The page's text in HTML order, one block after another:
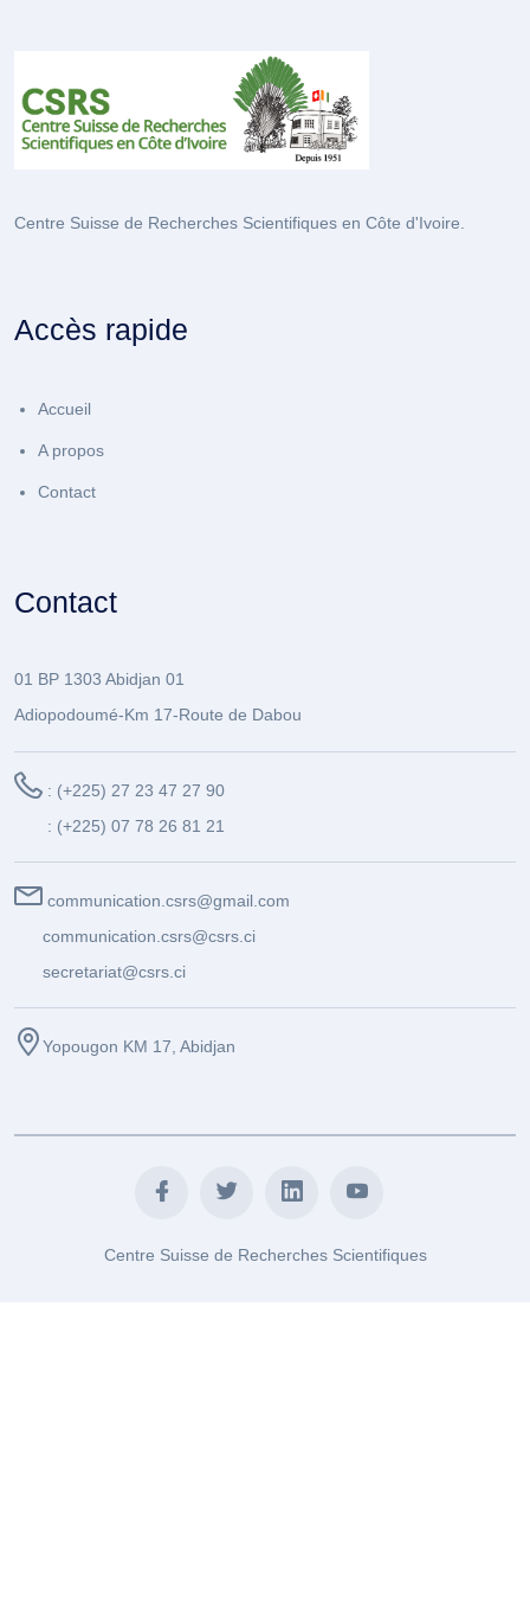
Centre Suisse de Recherches Scientifiques en Côte d'Ivoire.
Accès rapide
Accueil
A propos
Contact
Contact
01 BP 1303 Abidjan 01
Adiopodoumé-Km 17-Route de Dabou
: (+225) 27 23 47 27 90
: (+225) 07 78 26 81 21
communication.csrs@gmail.com
communication.csrs@csrs.ci
secretariat@csrs.ci
Yopougon KM 17, Abidjan
Centre Suisse de Recherches Scientifiques